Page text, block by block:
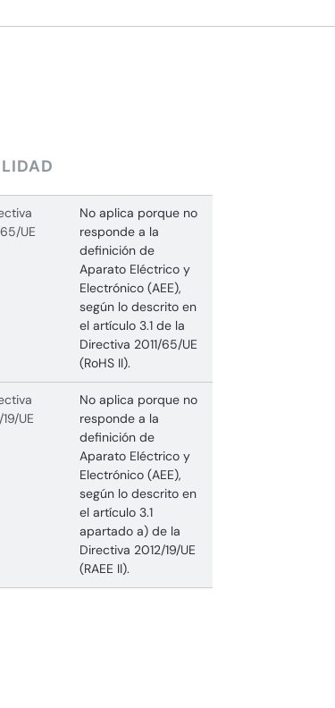
UE
No aplica porque no
responde a la
definición de
Aparato Eléctrico y
Electrónico (AEE),
según lo descrito en
el artículo 3.1 de la
Directiva 2011/65/UE
(RoHS II).
UE
No aplica porque no
responde a la
definición de
Aparato Eléctrico y
Electrónico (AEE),
según lo descrito en
el artículo 3.1
apartado a) de la
Directiva 2012/19/UE
(RAEE II).